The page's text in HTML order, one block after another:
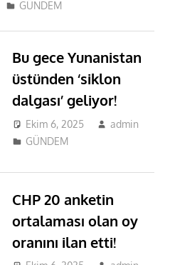
GÜNDEM
Bu gece Yunanistan
üstünden ‘siklon
dalgası’ geliyor!
Ekim 6, 2025
admin
GÜNDEM
CHP 20 anketin
ortalaması olan oy
oranını ilan etti!